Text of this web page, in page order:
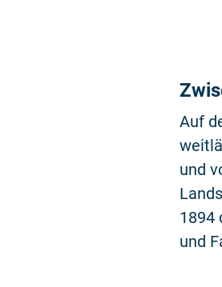
Auf
und
1894
und